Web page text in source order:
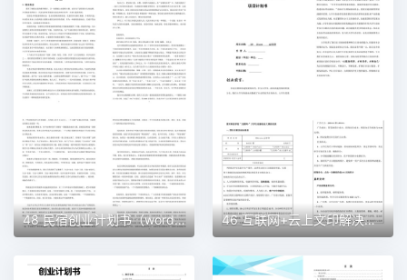
48 民宿创业计划书（word＋ppt配套）创业计划书word模板 46 互联网+云上文印解决方案创业计划书（word＋ppt配套）创业计划书word模板